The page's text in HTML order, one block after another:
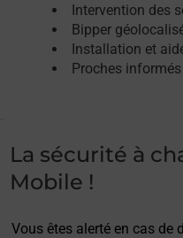
Intervention des
Bipper
Installation et
Proches informés
La sécurité à
Mobile !
Vous êtes alerté en cas de